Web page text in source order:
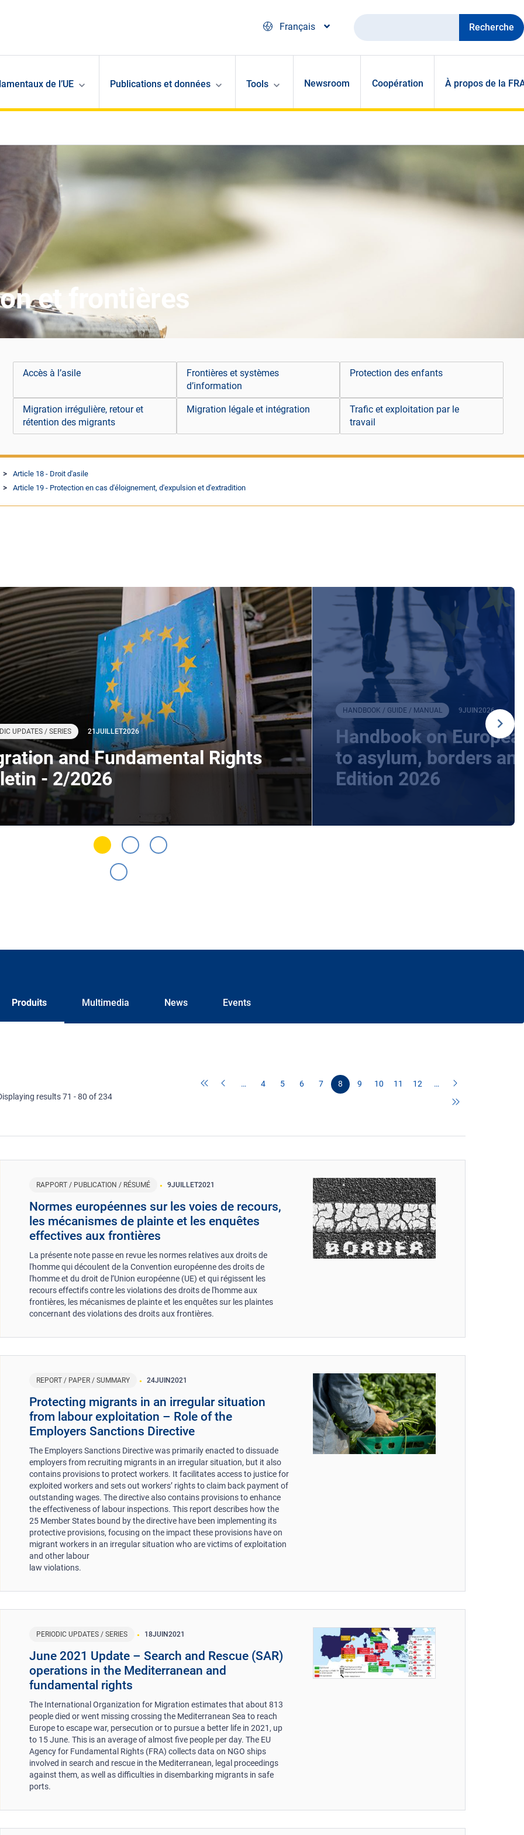
Français
Recherche
de l’UE Publications et données Tools Newsroom Coopération À propos de la
et frontières
Accès à l’asile
Frontières et systèmes
d’information
Protection des enfants
Migration irrégulière, retour et
rétention des migrants
Migration légale et intégration
Trafic et exploitation par le
travail
Article 18 - Droit d'asile
Article 19 - Protection en cas d'éloignement, d'expulsion et d'extradition
UPDATES / SERIES 21JUILLET2026
and Fundamental Rights
- 2/2026
HANDBOOK / GUIDE / MANUAL 9JUIN2026
Handbook on
to asylum, borders
Edition 2026
Produits Multimedia News Events
results 71 - 80 of 234
… 4 5 6 7 8 9 10 11 12 …
RAPPORT / PUBLICATION / RÉSUMÉ 9JUILLET2021
Normes européennes sur les voies de recours,
les mécanismes de plainte et les enquêtes
effectives aux frontières
La présente note passe en revue les normes relatives aux droits de
l'homme qui découlent de la Convention européenne des droits de
l'homme et du droit de l’Union européenne (UE) et qui régissent les
recours effectifs contre les violations des droits de l'homme aux
frontières, les mécanismes de plainte et les enquêtes sur les plaintes
concernant des violations des droits aux frontières.
REPORT / PAPER / SUMMARY 24JUIN2021
Protecting migrants in an irregular situation
from labour exploitation – Role of the
Employers Sanctions Directive
The Employers Sanctions Directive was primarily enacted to dissuade
employers from recruiting migrants in an irregular situation, but it also
contains provisions to protect workers. It facilitates access to justice for
exploited workers and sets out workers’ rights to claim back payment of
outstanding wages. The directive also contains provisions to enhance
the effectiveness of labour inspections. This report describes how the
25 Member States bound by the directive have been implementing its
protective provisions, focusing on the impact these provisions have on
migrant workers in an irregular situation who are victims of exploitation
and other labour
law violations.
PERIODIC UPDATES / SERIES 18JUIN2021
June 2021 Update – Search and Rescue (SAR)
operations in the Mediterranean and
fundamental rights
The International Organization for Migration estimates that about 813
people died or went missing crossing the Mediterranean Sea to reach
Europe to escape war, persecution or to pursue a better life in 2021, up
to 15 June. This is an average of almost five people per day. The EU
Agency for Fundamental Rights (FRA) collects data on NGO ships
involved in search and rescue in the Mediterranean, legal proceedings
against them, as well as difficulties in disembarking migrants in safe
ports.